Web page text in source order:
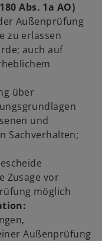
Abs. 1a AO)
Außenprüfung
zu erlassen
auch auf
über
und
Sachverhalten;
Zusage vor
möglich
Außenprüfung